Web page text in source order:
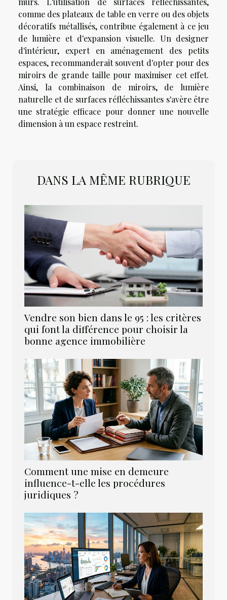
comme des plateaux de table en verre ou des objets
décoratifs métallisés, contribue également à ce jeu
de lumière et d'expansion visuelle. Un designer
d'intérieur, expert en aménagement des petits
espaces, recommanderait souvent d'opter pour des
miroirs de grande taille pour maximiser cet effet.
Ainsi, la combinaison de miroirs, de lumière
naturelle et de surfaces réfléchissantes s'avère être
une stratégie efficace pour donner une nouvelle
dimension à un espace restreint.
DANS LA MÊME RUBRIQUE
Vendre son bien dans le 95 : les critères
qui font la différence pour choisir la
bonne agence immobilière
Comment une mise en demeure
influence-t-elle les procédures
juridiques ?